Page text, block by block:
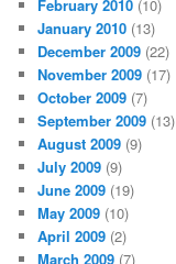
February 2010 (10)
January 2010 (13)
December 2009 (22)
November 2009 (17)
October 2009 (7)
September 2009 (13)
August 2009 (9)
July 2009 (9)
June 2009 (19)
May 2009 (10)
April 2009 (2)
March 2009 (7)